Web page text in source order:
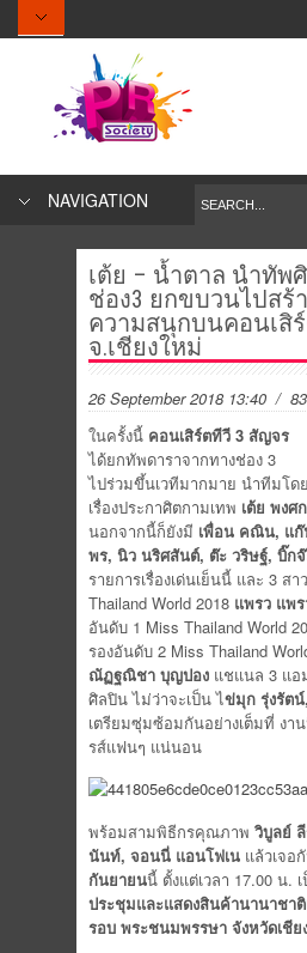
NAVIGATION
เต้ย – น้ำตาล นำทัพ
ช่อง3 ยกขบวนไปสร้
ความสนุกบนคอนเสิ
จ.เชียงใหม่
26 September 2018 13:40 /
ในครั้งนี้ คอนเสิร์ตทีวี 3 สัญจร
ได้ยกทัพดาราจากทางช่อง 3
ไปร่วมขึ้นเวทีมากมาย นำทีมโด
เรื่องประกาศิตกามเทพ เต้ย พงศ
นอกจากนี้ก็ยังมี เพื่อน คณิน, แ
พร, นิว นริศสันต์, ต๊ะ วริษฐ์, บิ๊ก
รายการเรื่องเด่นเย็นนี้ และ 3 ส
Thailand World 2018 แพรว แพร
อันดับ 1 Miss Thailand World
รองอันดับ 2 Miss Thailand
ณัฏฐณิชา บุญปอง แชแนล 3 แอ
ศิลปิน ไม่ว่าจะเป็น ไข่มุก รุ่งรัตน์
เตรียมซุ่มซ้อมกันอย่างเต็มที่ งา
รส์แฟนๆ แน่นอน
พร้อมสามพิธีกรคุณภาพ วิบูลย์
นันท์, จอนนี่ แอนโฟเน แล้วเจอ
กันยายนนี้ ตั้งแต่เวลา 17.00 น.
ประชุมและแสดงสินค้านานาชาติ
รอบ พระชนมพรรษา จังหวัดเชีย